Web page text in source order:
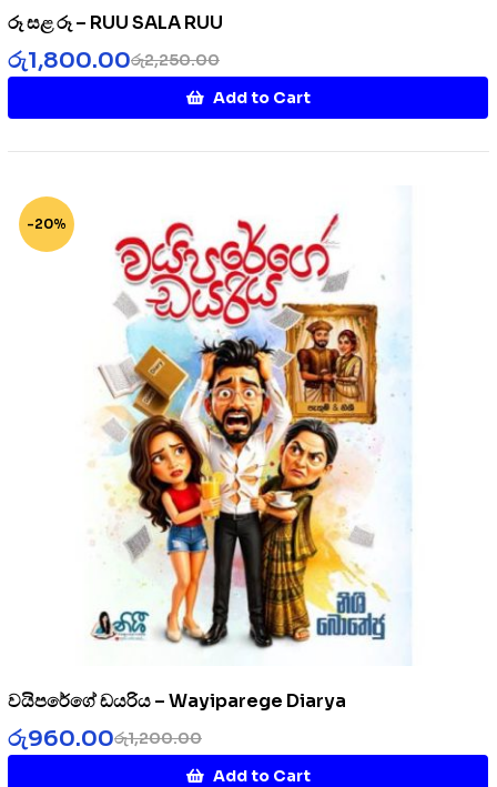
රූ සළ රූ – RUU SALA RUU
රු2,250.00
රු1,800.00
Add to Cart
-20%
වයිපරේගේ ඩයරිය – Wayiparege Diarya
රු1,200.00
රු960.00
Add to Cart